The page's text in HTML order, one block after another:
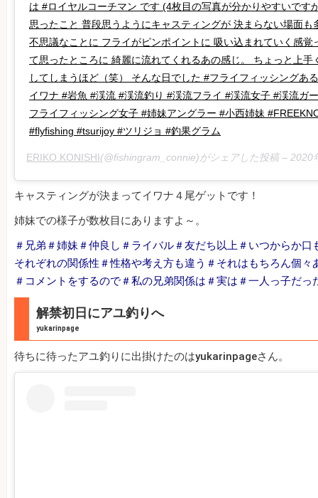
は #ロイヤルコーチマン です (4枚目の写真が分かりやすいです
思ったこと 普段思うようにキャスティングが 決まらない場面も
不思議なことに フライがピンポイントに 吸い込まれていく感覚
て思ったところに 綺麗に流れてくれるあの感じ。 ちょっと上手
してしまうほど（笑） そんな日でした #フライフィッシングあ
イワナ #岩魚 #渓流 #渓流釣り #渓流フライ #渓流女子 #渓流ガ
フライフィッシング女子 #姉妹アングラー #小西姉妹
#flyfishing #tsurijoy #ツリジョ #釣果グラム
ERIKO.KONISHI(@fishingram_connie)がシェアした投稿 – 2020
キャスティングが決まってイワナ４尾ゲットです！
姉妹での様子が数枚目にありますよ～。
＃兄弟＃姉妹＃仲良し＃ライバル＃友だち以上＃いつからか
それぞれの関係性＃性格や考え方も違う＃それはもちろん個々
＃コメントをするので＃私の兄弟関係は＃実は＃一人っ子だっ
解禁初日にアユ釣りへ
yukarinpage
待ちに待ったアユ釣りに出掛けたのはyukarinpageさん。